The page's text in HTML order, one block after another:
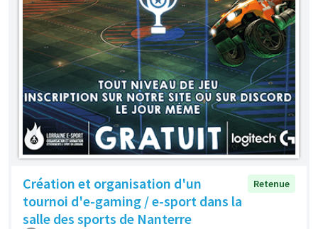
Création et organisation d'un
tournoi d'e-gaming / e-sport dans la
salle des sports de Nanterre
Retenue